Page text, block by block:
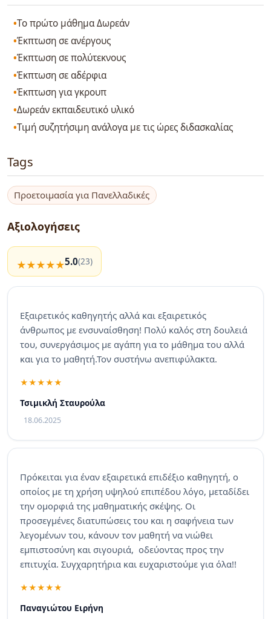
Το πρώτο μάθημα Δωρεάν
Έκπτωση σε ανέργους
Έκπτωση σε πολύτεκνους
Έκπτωση σε αδέρφια
Έκπτωση για γκρουπ
Δωρεάν εκπαιδευτικό υλικό
Τιμή συζητήσιμη ανάλογα με τις ώρες διδασκαλίας
Tags
Προετοιμασία για Πανελλαδικές
Αξιολογήσεις
5.0(23)
Εξαιρετικός καθηγητής αλλά και εξαιρετικός
άνθρωπος με ενσυναίσθηση! Πολύ καλός στη δουλειά
του, συνεργάσιμος με αγάπη για το μάθημα του αλλά
και για το μαθητή.Τον συστήνω ανεπιφύλακτα.
Τσιμικλή Σταυρούλα
18.06.2025
Πρόκειται για έναν εξαιρετικά επιδέξιο καθηγητή, ο
οποίος με τη χρήση υψηλού επιπέδου λόγο, μεταδίδει
την ομορφιά της μαθηματικής σκέψης. Οι
προσεγμένες διατυπώσεις του και η σαφήνεια των
λεγομένων του, κάνουν τον μαθητή να νιώθει
εμπιστοσύνη και σιγουριά, οδεύοντας προς την
επιτυχία. Συγχαρητήρια και ευχαριστούμε για όλα!!
Παναγιώτου Ειρήνη